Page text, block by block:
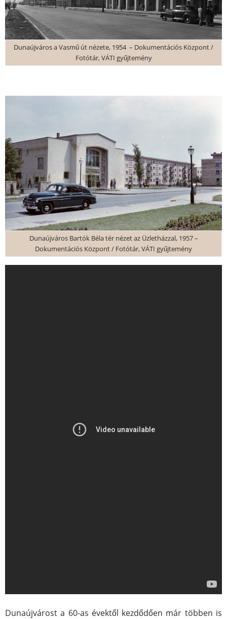
Dunaújváros a Vasmű út nézete, 1954 – Dokumentációs Központ /
Fotótár, VÁTI gyűjtemény
Dunaújváros Bartók Béla tér nézet az Üzletházzal, 1957 –
Dokumentációs Központ / Fotótár, VÁTI gyűjtemény
Dunaújvárost a 60-as évektől kezdődően már többen is